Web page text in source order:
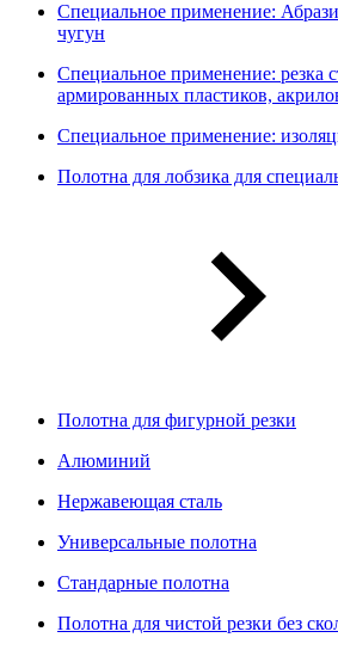
Специальное применение:
чугун
Специальное применение: резка
армированных пластиков,
Специальное применение:
Полотна для лобзика для
Полотна для фигурной резки
Алюминий
Нержавеющая сталь
Универсальные полотна
Стандарные полотна
Полотна для чистой резки без